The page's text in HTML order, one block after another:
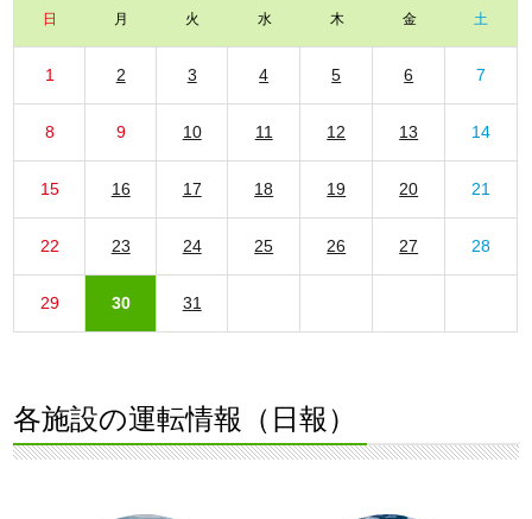
日 月 火 水 木 金 土
1 2 3 4 5 6 7
8 9 10 11 12 13 14
15 16 17 18 19 20 21
22 23 24 25 26 27 28
29 30 31
各施設の運転情報（日報）